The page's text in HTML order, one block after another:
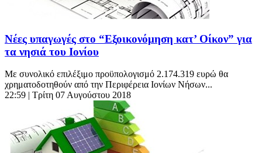
Νέες υπαγωγές στο “Εξοικονόμηση κατ’ Οίκον” για
τα νησιά του Ιονίου
Με συνολικό επιλέξιμο προϋπολογισμό 2.174.319 ευρώ θα
χρηματοδοτηθούν από την Περιφέρεια Ιονίων Νήσων...
22:59 | Τρίτη 07 Αυγούστου 2018